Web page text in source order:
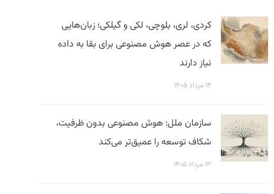
کردی، لری، بلوچی، لکی و گیلکی؛ زبان‌هایی
که در عصر هوش مصنوعی برای بقا به داده
نیاز دارند
۱۴ مرداد ۱۴۰۵
سازمان ملل: هوش مصنوعی بدون ظرفیت،
شکاف توسعه را عمیق‌تر می‌کند
۱۳ مرداد ۱۴۰۵